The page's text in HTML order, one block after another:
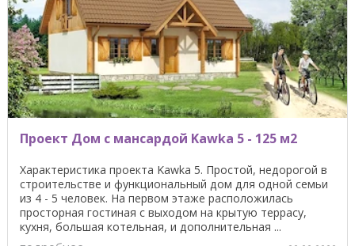
Проект Дом с мансардой Kawka 5 - 125 м2
Характеристика проекта Kawka 5. Простой, недорогой в
строительстве и функциональный дом для одной семьи
из 4 - 5 человек. На первом этаже расположилась
просторная гостиная с выходом на крытую террасу,
кухня, большая котельная, и дополнительная ...